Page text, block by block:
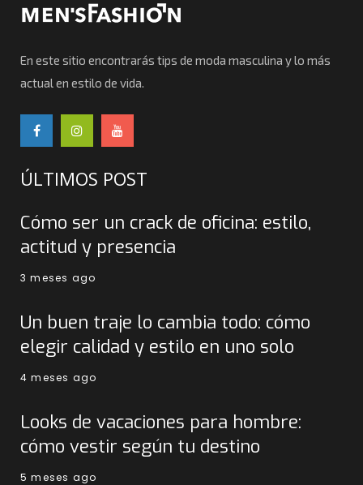
En este sitio encontrarás tips de moda masculina y lo más
actual en estilo de vida.
ÚLTIMOS POST
Cómo ser un crack de oficina: estilo,
actitud y presencia
3 meses ago
Un buen traje lo cambia todo: cómo
elegir calidad y estilo en uno solo
4 meses ago
Looks de vacaciones para hombre:
cómo vestir según tu destino
5 meses ago